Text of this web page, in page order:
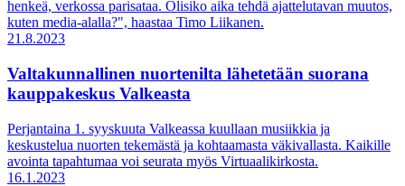
henkeä, verkossa parisataa. Olisiko aika tehdä ajattelutavan muutos,
kuten media-alalla?", haastaa Timo Liikanen.
21.8.2023
Valtakunnallinen nuortenilta lähetetään suorana
kauppakeskus Valkeasta
Perjantaina 1. syyskuuta Valkeassa kuullaan musiikkia ja
keskustelua nuorten tekemästä ja kohtaamasta väkivallasta. Kaikille
avointa tapahtumaa voi seurata myös Virtuaalikirkosta.
16.1.2023